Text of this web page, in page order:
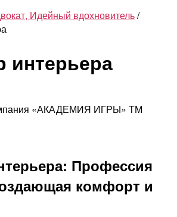
Идейный вдохновитель/
интерьера
«АКАДЕМИЯ ИГРЫ» ТМ
Профессия
комфорт и